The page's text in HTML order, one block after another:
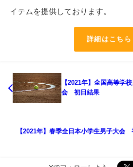
イテムを提供しております。
詳細はこちら
【2021年】全国高等学
会 初日結果
【2021年】春季全日本小学生男子大会